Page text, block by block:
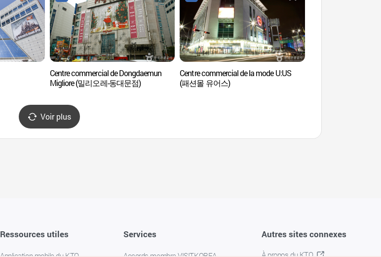
Centre commercial de Dongdaemun
Migliore (밀리오레-동대문점)
Centre commercial de la mode U:US
(패션몰 유어스)
Voir plus
Ressources utiles Services Autres sites connexes
À propos du KTO